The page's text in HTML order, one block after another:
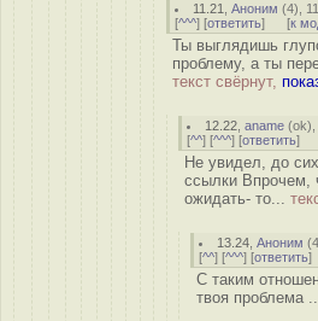
11.21 ,Аноним (4),
[^^^] [ответить] [к
Ты выглядишь
проблему, а ты
текст свёрнут,
12.22 ,aname (ok),
[^^] [^^^] [ответить]
Не увидел, до
ссылки Впрочем,
ожидать- то...
13.24 ,Аноним (
[^^] [^^^] [ответить]
С таким
твоя проблема